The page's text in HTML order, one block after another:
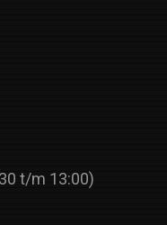
t/m 13:00)